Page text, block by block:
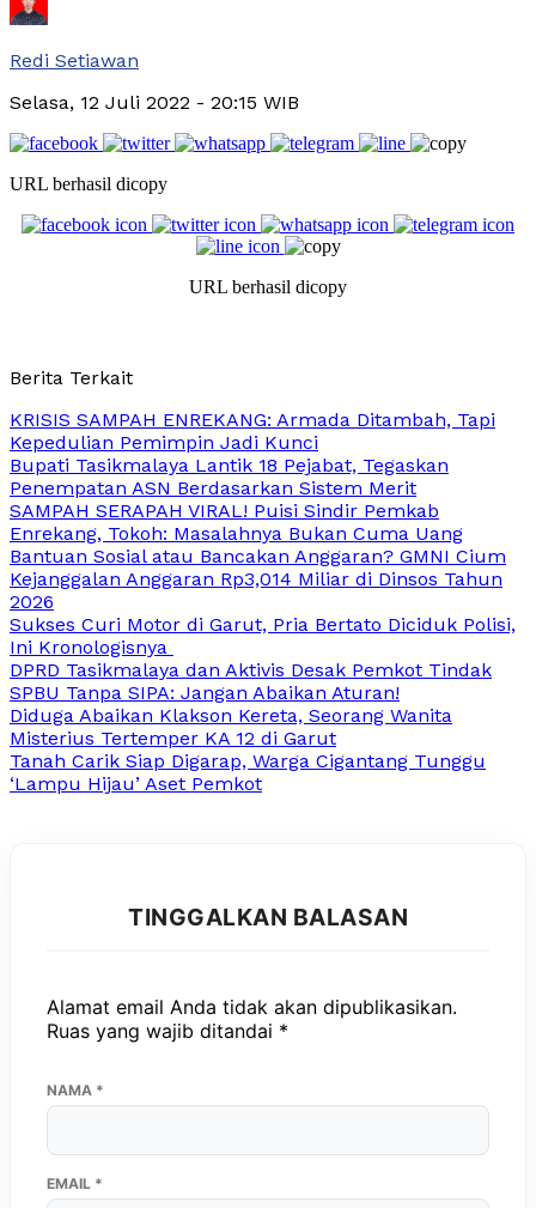
Redi Setiawan
Selasa, 12 Juli 2022 - 20:15 WIB
URL berhasil dicopy
URL berhasil dicopy
Berita Terkait
KRISIS SAMPAH ENREKANG: Armada Ditambah, Tapi
Kepedulian Pemimpin Jadi Kunci
Bupati Tasikmalaya Lantik 18 Pejabat, Tegaskan
Penempatan ASN Berdasarkan Sistem Merit
SAMPAH SERAPAH VIRAL! Puisi Sindir Pemkab
Enrekang, Tokoh: Masalahnya Bukan Cuma Uang
Bantuan Sosial atau Bancakan Anggaran? GMNI Cium
Kejanggalan Anggaran Rp3,014 Miliar di Dinsos Tahun
2026
Sukses Curi Motor di Garut, Pria Bertato Diciduk Polisi,
Ini Kronologisnya
DPRD Tasikmalaya dan Aktivis Desak Pemkot Tindak
SPBU Tanpa SIPA: Jangan Abaikan Aturan!
Diduga Abaikan Klakson Kereta, Seorang Wanita
Misterius Tertemper KA 12 di Garut
Tanah Carik Siap Digarap, Warga Cigantang Tunggu
‘Lampu Hijau’ Aset Pemkot
TINGGALKAN BALASAN
Alamat email Anda tidak akan dipublikasikan.
Ruas yang wajib ditandai *
NAMA *
EMAIL *